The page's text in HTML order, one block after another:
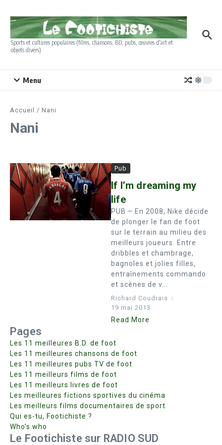
Sports et cultures populaires (films, chansons, BD, pubs, œuvres d'art et
objets divers)
Menu
Accueil / Nani
Nani
Pub
If I’m dreaming my
life
PUB – En 2008, Nike décide
de plonger le fan de foot
sur le terrain au milieu des
meilleurs joueurs. Entre
dribbles et chambrage,
bagnoles et jolies filles,
entraînements commando
et scènes de v...
Richard Coudrais
19 mai 2013
Read More
Pages
Les 11 meilleures B.D. de foot
Les 11 meilleures chansons de foot
Les 11 meilleures pubs TV de foot
Les 11 meilleurs films de foot
Les 11 meilleurs livres de foot
Les meilleures fictions sportives du cinéma
Les meilleurs films documentaires de sport
Qui es-tu, Footichiste ?
Who’s who
Le Footichiste sur RADIO SUD